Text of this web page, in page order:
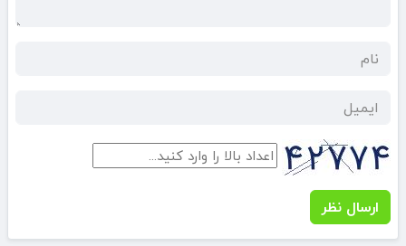
ارسال نظر